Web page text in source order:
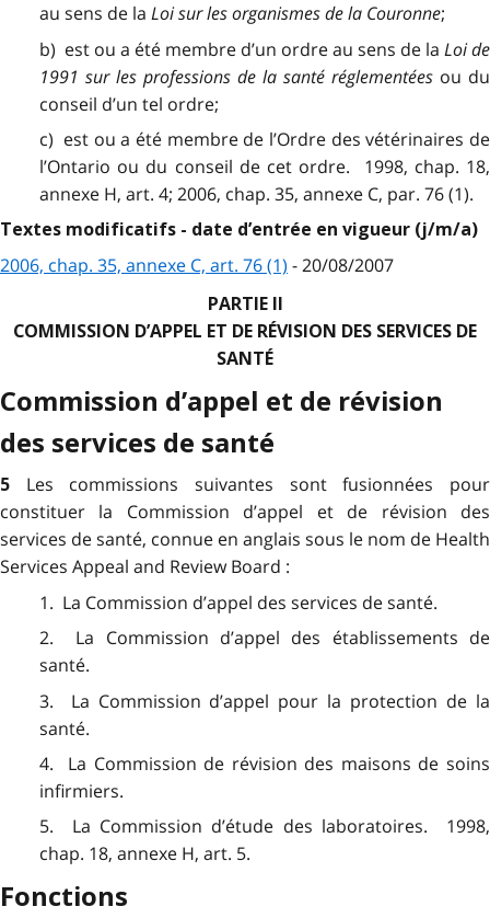
au sens de la Loi sur les organismes de la Couronne;
b) est ou a été membre d’un ordre au sens de la Loi de
1991 sur les professions de la santé réglementéesou du
conseil d’un tel ordre;
c) est ou a été membre de l’Ordre des vétérinaires de
l’Ontario ou du conseil de cet ordre. 1998, chap. 18,
annexe H, art. 4; 2006, chap. 35, annexe C, par. 76 (1).
Textes modificatifs - date d’entrée en vigueur (j/m/a)
2006, chap. 35, annexe C, art. 76 (1) - 20/08/2007
PARTIE II
COMMISSION D’APPEL ET DE RÉVISION DES SERVICES DE
SANTÉ
Commission d’appel et de révision
des services de santé
5 Les commissions suivantes sont fusionnées pour
constituer la Commission d’appel et de révision des
services de santé, connue en anglais sous le nom de Health
Services Appeal and Review Board :
1. La Commission d’appel des services de santé.
2. La Commission d’appel des établissements de
santé.
3. La Commission d’appel pour la protection de la
santé.
4. La Commission de révision des maisons de soins
infirmiers.
5. La Commission d’étude des laboratoires. 1998,
chap. 18, annexe H, art. 5.
Fonctions